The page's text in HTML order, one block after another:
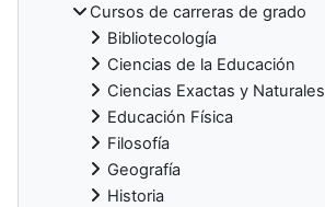
Cursos de carreras de grado
Bibliotecología
Ciencias de la Educación
Ciencias Exactas y Naturales
Educación Física
Filosofía
Geografía
Historia